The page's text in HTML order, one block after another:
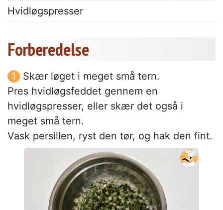
Hvidløgspresser
Forberedelse
Skær løget i meget små tern.
Pres hvidløgsfeddet gennem en
hvidløgspresser, eller skær det også i
meget små tern.
Vask persillen, ryst den tør, og hak den fint.